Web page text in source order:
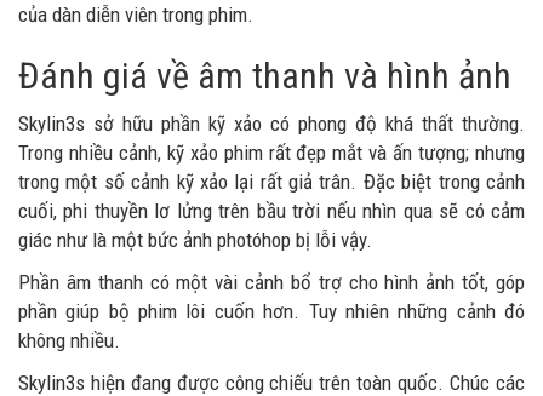
của dàn diễn viên trong phim.
Đánh giá về âm thanh và hình ảnh
Skylin3s sở hữu phần kỹ xảo có phong độ khá thất thường.
Trong nhiều cảnh, kỹ xảo phim rất đẹp mắt và ấn tượng; nhưng
trong một số cảnh kỹ xảo lại rất giả trân. Đặc biệt trong cảnh
cuối, phi thuyền lơ lửng trên bầu trời nếu nhìn qua sẽ có cảm
giác như là một bức ảnh photóhop bị lỗi vậy.
Phần âm thanh có một vài cảnh bổ trợ cho hình ảnh tốt, góp
phần giúp bộ phim lôi cuốn hơn. Tuy nhiên những cảnh đó
không nhiều.
Skylin3s hiện đang được công chiếu trên toàn quốc. Chúc các